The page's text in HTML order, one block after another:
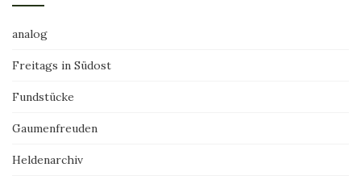
analog
Freitags in Südost
Fundstücke
Gaumenfreuden
Heldenarchiv